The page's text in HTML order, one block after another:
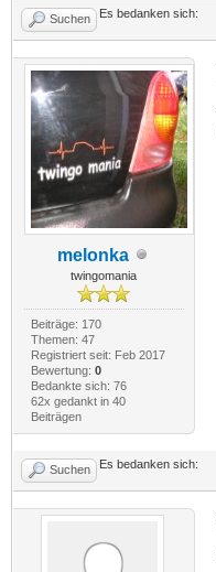
Suchen Es bedanken sich:
melonka
twingomania
Beiträge: 170
Themen: 47
Registriert seit: Feb 2017
Bewertung: 0
Bedankte sich: 76
62x gedankt in 40
Beiträgen
Suchen Es bedanken sich: